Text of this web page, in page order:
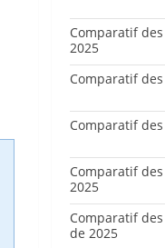
Comparatif
2025
Comparatif
Comparatif
Comparatif
2025
Comparatif
de 2025